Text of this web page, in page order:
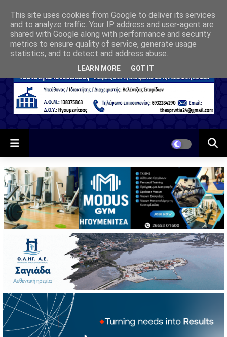
This site uses cookies from Google to deliver its services
and to analyze traffic. Your IP address and user-agent are
shared with Google along with performance and security
metrics to ensure quality of service, generate usage
statistics, and to detect and address abuse.
LEARN MORE GOT IT